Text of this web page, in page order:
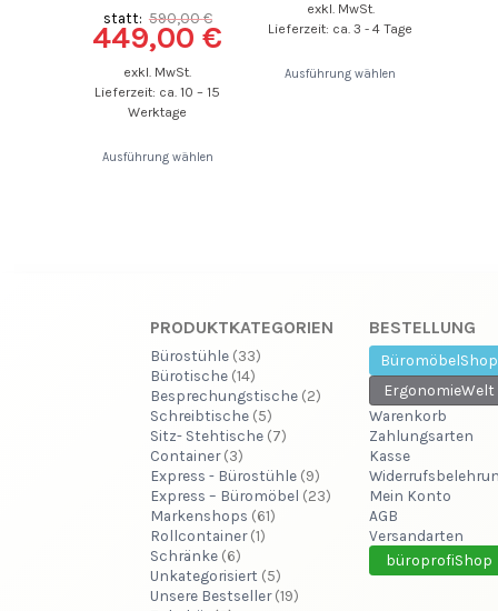
statt: 590,00€
449,00€
exkl. MwSt.
Lieferzeit: ca. 10 – 15
Werktage
Ausführung wählen
exkl. MwSt.
Lieferzeit: ca. 3 - 4 Tage
Ausführung wählen
PRODUKTKATEGORIEN
Bürostühle (33)
Bürotische (14)
Besprechungstische (2)
Schreibtische (5)
Sitz- Stehtische (7)
Container (3)
Express - Bürostühle (9)
Express – Büromöbel (23)
Markenshops (61)
Rollcontainer (1)
Schränke (6)
Unkategorisiert (5)
Unsere Bestseller (19)
BESTELLUNG
BüromöbelShop
ErgonomieWelt
Warenkorb
Zahlungsarten
Kasse
Mein Konto
AGB
Versandarten
büroprofiShop